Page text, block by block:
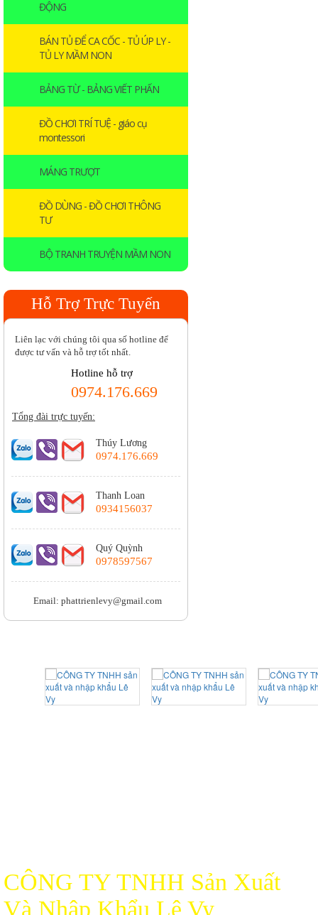
ĐỘNG
BÁN TỦ ĐỂ CA CỐC - TỦ ÚP LY -
TỦ LY MẦM NON
BẢNG TỪ - BẢNG VIẾT PHẤN
ĐỒ CHƠI TRÍ TUỆ - giáo cụ
montessori
MÁNG TRƯỢT
ĐỒ DÙNG - ĐỒ CHƠI THÔNG
TƯ
BỘ TRANH TRUYỆN MẦM NON
Hỗ Trợ Trực Tuyến
Liên lạc với chúng tôi qua số hotline để
được tư vấn và hỗ trợ tốt nhất.
Hotline hỗ trợ
0974.176.669
Tổng đài trực tuyến:
Thúy Lương
0974.176.669
Thanh Loan
0934156037
Quý Quỳnh
0978597567
Email: phattrienlevy@gmail.com
CÔNG TY TNHH Sản Xuất
Và Nhập Khẩu Lê Vy